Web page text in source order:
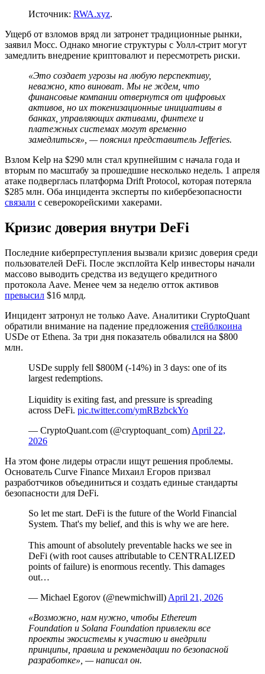
Источник: RWA.xyz.
Ущерб от взломов вряд ли затронет традиционные рынки,
заявил Мосс. Однако многие структуры с Уолл-стрит могут
замедлить внедрение криптовалют и пересмотреть риски.
«Это создает угрозы на любую перспективу,
неважно, кто виноват. Мы не ждем, что
финансовые компании отвернутся от цифровых
активов, но их токенизационные инициативы в
банках, управляющих активами, финтехе и
платежных системах могут временно
замедлиться», — пояснил представитель Jefferies.
Взлом Kelp на $290 млн стал крупнейшим с начала года и
вторым по масштабу за прошедшие несколько недель. 1 апреля
атаке подверглась платформа Drift Protocol, которая потеряла
$285 млн. Оба инцидента эксперты по кибербезопасности
связали с северокорейскими хакерами.
Кризис доверия внутри DeFi
Последние киберпреступления вызвали кризис доверия среди
пользователей DeFi. После эксплойта Kelp инвесторы начали
массово выводить средства из ведущего кредитного
протокола Aave. Менее чем за неделю отток активов
превысил $16 млрд.
Инцидент затронул не только Aave. Аналитики CryptoQuant
обратили внимание на падение предложения стейблкоина
USDe от Ethena. За три дня показатель обвалился на $800
млн.
USDe supply fell $800M (-14%) in 3 days: one of its
largest redemptions.
Liquidity is exiting fast, and pressure is spreading
across DeFi. pic.twitter.com/ymRBzbckYo
— CryptoQuant.com (@cryptoquant_com) April 22,
2026
На этом фоне лидеры отрасли ищут решения проблемы.
Основатель Curve Finance Михаил Егоров призвал
разработчиков объединиться и создать единые стандарты
безопасности для DeFi.
So let me start. DeFi is the future of the World Financial
System. That's my belief, and this is why we are here.
This amount of absolutely preventable hacks we see in
DeFi (with root causes attributable to CENTRALIZED
points of failure) is enormous recently. This damages
out…
— Michael Egorov (@newmichwill) April 21, 2026
«Возможно, нам нужно, чтобы Ethereum
Foundation и Solana Foundation привлекли все
проекты экосистемы к участию и внедрили
принципы, правила и рекомендации по безопасной
разработке», — написал он.